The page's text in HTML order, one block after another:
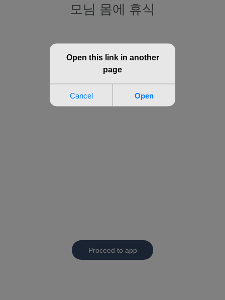
모님 몸에 휴식
Proceed to app